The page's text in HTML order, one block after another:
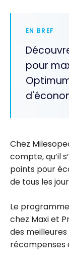
EN BREF
pour
Chez
compte, qu’il
points pour
de tous les
Le
chez Maxi et
des
récompenses